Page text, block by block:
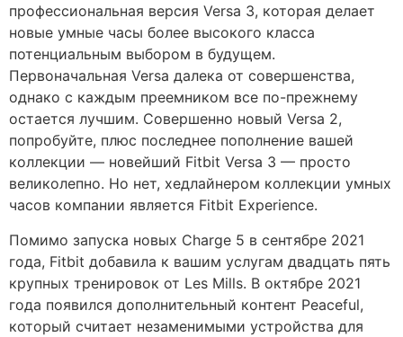
профессиональная версия Versa 3, которая делает
новые умные часы более высокого класса
потенциальным выбором в будущем.
Первоначальная Versa далека от совершенства,
однако с каждым преемником все по-прежнему
остается лучшим. Совершенно новый Versa 2,
попробуйте, плюс последнее пополнение вашей
коллекции — новейший Fitbit Versa 3 — просто
великолепно. Но нет, хедлайнером коллекции умных
часов компании является Fitbit Experience.
Помимо запуска новых Charge 5 в сентябре 2021
года, Fitbit добавила к вашим услугам двадцать пять
крупных тренировок от Les Mills. В октябре 2021
года появился дополнительный контент Peaceful,
который считает незаменимыми устройства для